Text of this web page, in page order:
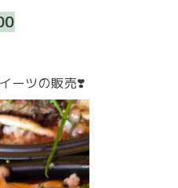
ーツの販売❣️